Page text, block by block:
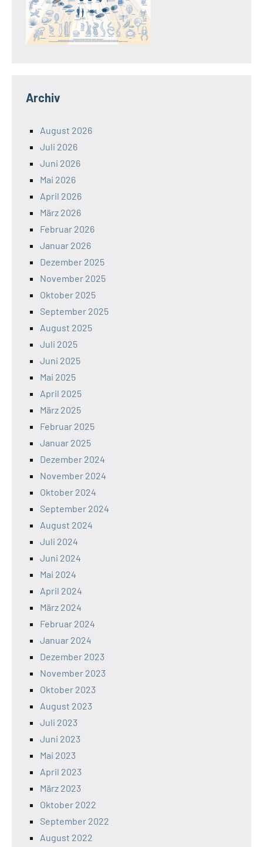
Archiv
August 2026
Juli 2026
Juni 2026
Mai 2026
April 2026
März 2026
Februar 2026
Januar 2026
Dezember 2025
November 2025
Oktober 2025
September 2025
August 2025
Juli 2025
Juni 2025
Mai 2025
April 2025
März 2025
Februar 2025
Januar 2025
Dezember 2024
November 2024
Oktober 2024
September 2024
August 2024
Juli 2024
Juni 2024
Mai 2024
April 2024
März 2024
Februar 2024
Januar 2024
Dezember 2023
November 2023
Oktober 2023
August 2023
Juli 2023
Juni 2023
Mai 2023
April 2023
März 2023
Oktober 2022
September 2022
August 2022